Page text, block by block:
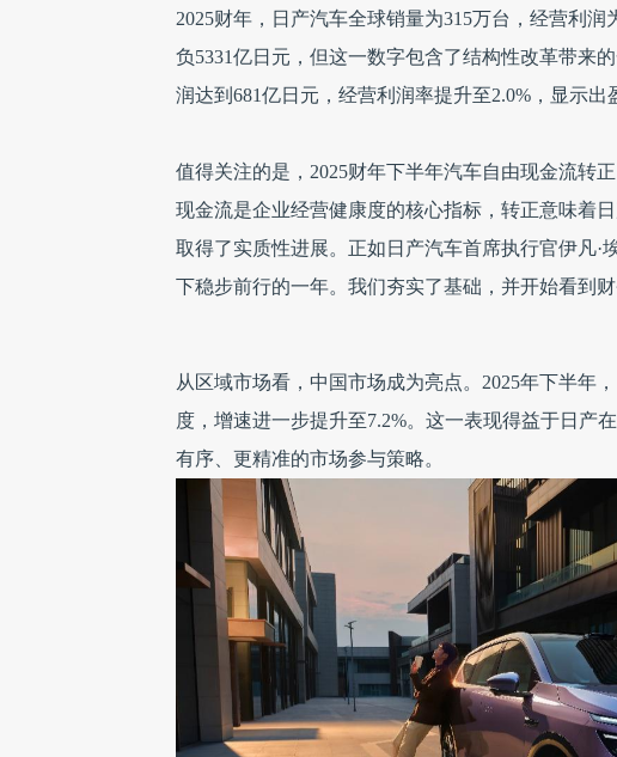
2025财年，日产汽车全球销量为315万台，经营利
负5331亿日元，但这一数字包含了结构性改革带来
润达到681亿日元，经营利润率提升至2.0%，显示出
值得关注的是，2025财年下半年汽车自由现金流转
现金流是企业经营健康度的核心指标，转正意味着
取得了实质性进展。正如日产汽车首席执行官伊凡·
下稳步前行的一年。我们夯实了基础，并开始看到
从区域市场看，中国市场成为亮点。2025年下半年
度，增速进一步提升至7.2%。这一表现得益于日产
有序、更精准的市场参与策略。